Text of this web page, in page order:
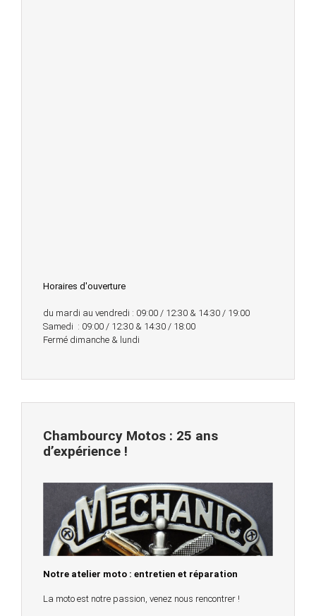
Horaires d'ouverture
du mardi au vendredi : 09:00 / 12:30 & 14:30 / 19:00
Samedi : 09:00 / 12:30 & 14:30 / 18:00
Fermé dimanche & lundi
Chambourcy Motos : 25 ans
d’expérience !
Notre atelier moto : entretien et réparation
La moto est notre passion, venez nous rencontrer !